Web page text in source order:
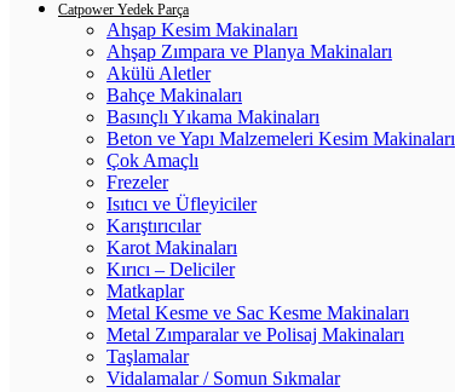
Catpower Yedek Parça
Ahşap Kesim Makinaları
Ahşap Zımpara ve Planya Makinaları
Akülü Aletler
Bahçe Makinaları
Basınçlı Yıkama Makinaları
Beton ve Yapı Malzemeleri Kesim Makinaları
Çok Amaçlı
Frezeler
Isıtıcı ve Üfleyiciler
Karıştırıcılar
Karot Makinaları
Kırıcı – Deliciler
Matkaplar
Metal Kesme ve Sac Kesme Makinaları
Metal Zımparalar ve Polisaj Makinaları
Taşlamalar
Vidalamalar / Somun Sıkmalar